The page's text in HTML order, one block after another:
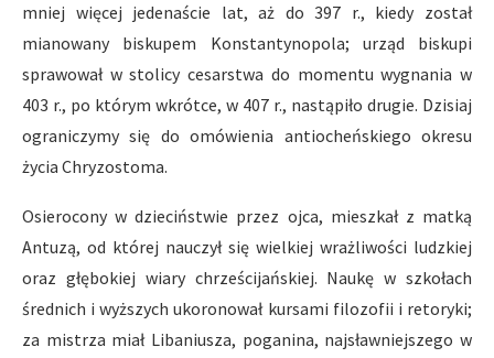
mniej więcej jedenaście lat, aż do 397 r., kiedy został
mianowany biskupem Konstantynopola; urząd biskupi
sprawował w stolicy cesarstwa do momentu wygnania w
403 r., po którym wkrótce, w 407 r., nastąpiło drugie. Dzisiaj
ograniczymy się do omówienia antiocheńskiego okresu
życia Chryzostoma.
Osierocony w dzieciństwie przez ojca, mieszkał z matką
Antuzą, od której nauczył się wielkiej wrażliwości ludzkiej
oraz głębokiej wiary chrześcijańskiej. Naukę w szkołach
średnich i wyższych ukoronował kursami filozofii i retoryki;
za mistrza miał Libaniusza, poganina, najsławniejszego w